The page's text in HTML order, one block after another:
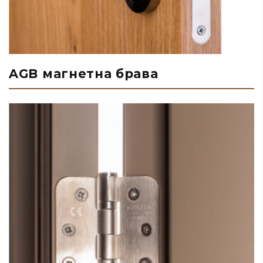
AGB магнетна брава